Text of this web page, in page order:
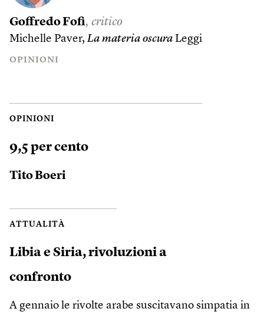
Goffredo Fofi, critico
Michelle Paver, La materia oscura Leggi
OPINIONI
OPINIONI
9,5 per cento
Tito Boeri
ATTUALITÀ
Libia e Siria, rivoluzioni a
confronto
A gennaio le rivolte arabe suscitavano simpatia in